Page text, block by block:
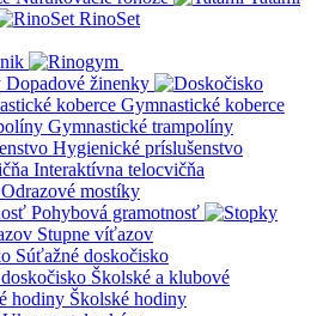
RinoSet
Dopadové žinenky
Gymnastické koberce
Gymnastické trampolíny
Hygienické príslušenstvo
Interaktívna telocvičňa
Odrazové mostíky
Pohybová gramotnosť
Stupne víťazov
Súťažné doskočisko
Školské a klubové
Školské hodiny